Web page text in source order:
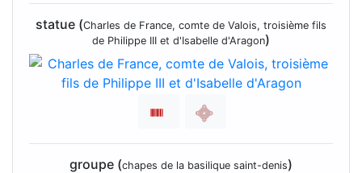
statue (Charles de France, comte de Valois, troisième fils
de Philippe III et d'Isabelle d'Aragon)
groupe (chapes de la basilique saint-denis)